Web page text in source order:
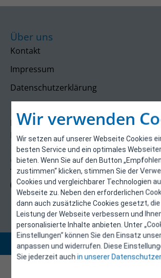
Wir verwenden
Wir setzen auf unserer Webseite Cookies
besten Service und ein optimales
bieten. Wenn Sie auf den Button
zustimmen“ klicken, stimmen Sie der
Cookies und vergleichbarer Technologien
Webseite zu. Neben den erforderlichen
dann auch zusätzliche Cookies gesetzt, die
Leistung der Webseite verbessern und
personalisierte Inhalte anbieten. Unter
Einstellungen“ können Sie den Einsatz
anpassen und widerrufen. Diese
Sie jederzeit auchin unserer
Über uns
Kontakt
Impressum
Datenschutzerklärung
Kontakt
E-Control
Rudolfsplatz 13a
1010 Wien
energieeffizienz@e-control.at
Tel +43 1 5324724
(Mo, Mi-Fr 09:30-12:30 Uhr)
Copyright 2026 © E-